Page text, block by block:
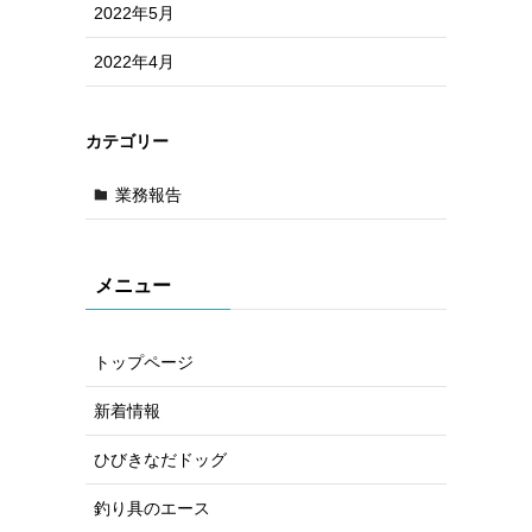
2022年5月
2022年4月
カテゴリー
業務報告
メニュー
トップページ
新着情報
ひびきなだドッグ
釣り具のエース